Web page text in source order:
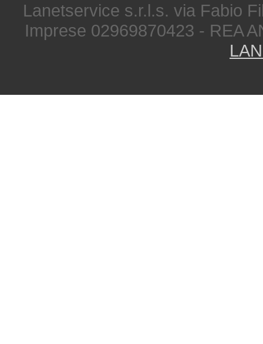
Lanetservice s.r.l.s. via Fabio
Imprese 02969870423 - REA